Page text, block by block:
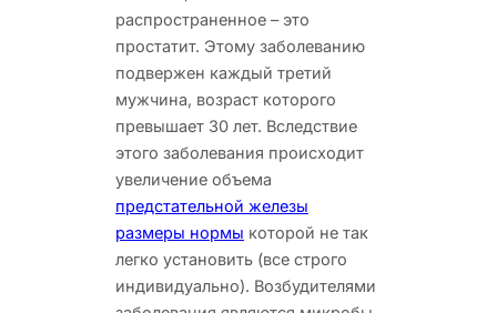
распространенное – это
простатит. Этому заболеванию
подвержен каждый третий
мужчина, возраст которого
превышает 30 лет. Вследствие
этого заболевания происходит
увеличение объема
предстательной железы
размеры нормы которой не так
легко установить (все строго
индивидуально). Возбудителями